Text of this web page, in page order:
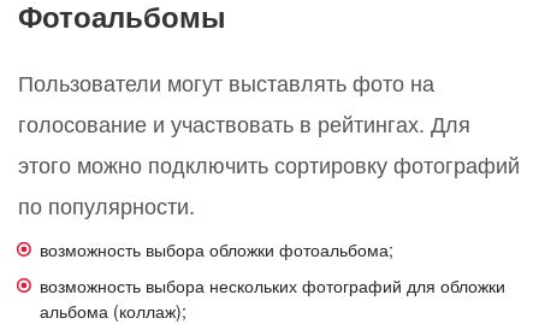
Фотоальбомы
Пользователи могут выставлять фото на
голосование и участвовать в рейтингах. Для
этого можно подключить сортировку фотографий
по популярности.
возможность выбора обложки фотоальбома;
возможность выбора нескольких фотографий для обложки
альбома (коллаж);